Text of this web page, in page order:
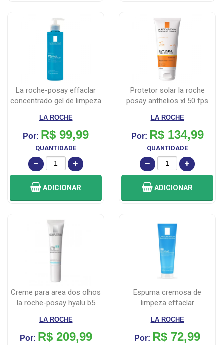
la roche-posay effaclar
concentrado gel de limpeza
LA ROCHE
Por: R$ 99,99
QUANTIDADE
ADICIONAR
protetor solar la roche
posay anthelios xl 50 fps
LA ROCHE
Por: R$ 134,99
QUANTIDADE
ADICIONAR
creme para area dos olhos
la roche-posay hyalu b5
LA ROCHE
Por: R$ 209,99
espuma cremosa de
limpeza effaclar
LA ROCHE
Por: R$ 72,99